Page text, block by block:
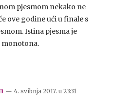
pjesmom nekako ne
ove godine ući u finale s
Istina pjesma je
— 4. svibnja 2017. u 23:31